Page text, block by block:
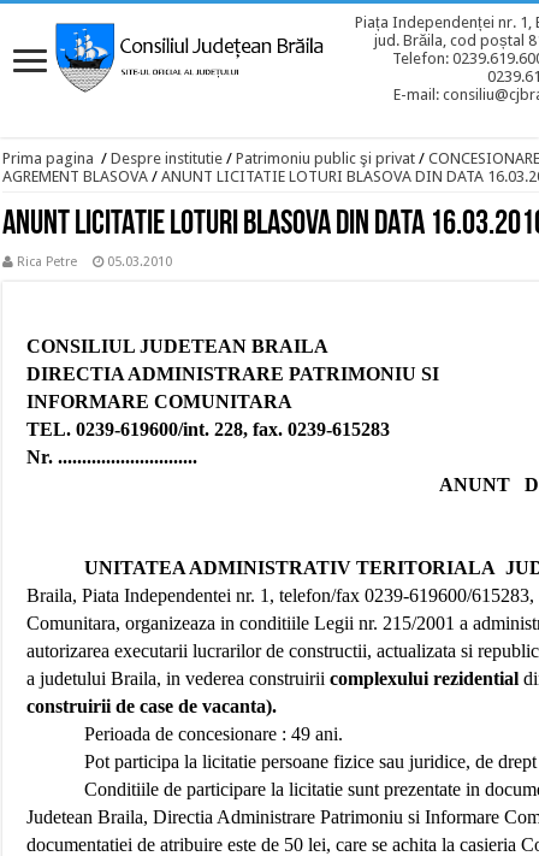
Piața Independenței nr. 1,
jud. Brăila, cod poștal
Telefon:
E-mail:
Prima pagina / Despre institutie / Patrimoniu public şi privat /
AGREMENT BLASOVA / ANUNT LICITATIE LOTURI BLASOVA DIN DATA
ANUNT LICITATIE LOTURI BLASOVA DIN DATA
Rica Petre 05.03.2010
CONSILIUL JUDETEAN BRAILA
DIRECTIA ADMINISTRARE PATRIMONIU SI
INFORMARE COMUNITARA
TEL. 0239-619600/int. 228, fax. 0239-615283
Nr. .............................
ANUNT
UNITATEA ADMINISTRATIV TERITORIALA
Braila, Piata Independentei nr. 1, telefon/fax 0239-619600/
Comunitara, organizeaza in conditiile Legii nr. 215/2001 a
autorizarea executarii lucrarilor de constructii, actualizata si
a judetului Braila, in vederea construiriicomplexului rezidential
construirii de case de vacanta).
Perioada de concesionare : 49 ani.
Pot participa la licitatie persoane fizice sau juridice, de
Conditiile de participare la licitatie sunt prezentate in
Judetean Braila, Directia Administrare Patrimoniu si Informare
documentatiei de atribuire este de 50 lei, care se achita la casieria